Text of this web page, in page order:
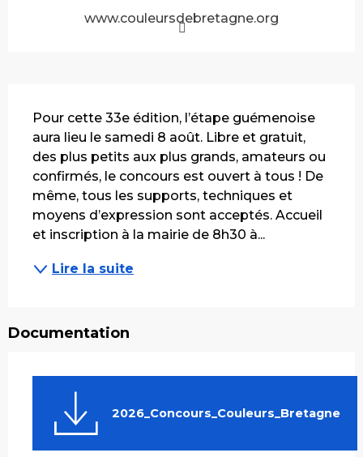
www.couleursdebretagne.org
Pour cette 33e édition, l’étape guémenoise
aura lieu le samedi 8 août. Libre et gratuit,
des plus petits aux plus grands, amateurs ou
confirmés, le concours est ouvert à tous ! De
même, tous les supports, techniques et
moyens d’expression sont acceptés. Accueil
et inscription à la mairie de 8h30 à...
Lire la suite
Documentation
2026_Concours_Couleurs_Bretagne